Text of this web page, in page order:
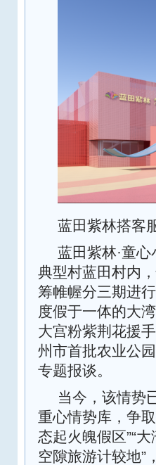
蓝田紫林搭客
蓝田紫林·童
典型村蓝田村内
筹帷幄分三期进
度假于一体的大
大宫粉紫荆花援
州市首批农业公
专题报谈。
当今，该情势
重心情势库，争
态起火魄假区”“
空隙旅游计较地”